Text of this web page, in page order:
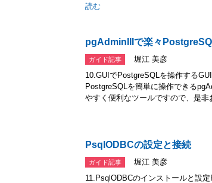
読む
pgAdminIIIで楽々
ガイド記事
堀江 美彦
10.GUIでPostgreSQLを操作する
PostgreSQLを簡単に操作できる
やすく便利なツールですので、是
PsqlODBCの設定と接続
ガイド記事
堀江 美彦
11.PsqlODBCのインストールと設